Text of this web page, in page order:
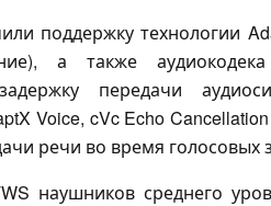
поддержку технологии
а также
передачи
Voice, cVc Echo
речи во время голосовых
наушников среднего